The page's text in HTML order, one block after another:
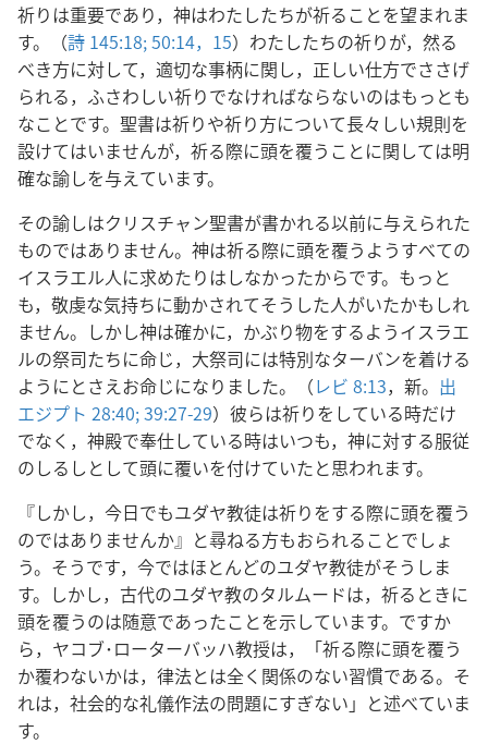
祈りは重要であり，神はわたしたちが祈ることを望まれま
す。（詩 145:18;50:14，15）わたしたちの祈りが，然る
べき方に対して，適切な事柄に関し，正しい仕方でささげ
られる，ふさわしい祈りでなければならないのはもっとも
なことです。聖書は祈りや祈り方について長々しい規則を
設けてはいませんが，祈る際に頭を覆うことに関しては明
確な諭しを与えています。
その諭しはクリスチャン聖書が書かれる以前に与えられた
ものではありません。神は祈る際に頭を覆うようすべての
イスラエル人に求めたりはしなかったからです。もっと
も，敬虔な気持ちに動かされてそうした人がいたかもしれ
ません。しかし神は確かに，かぶり物をするようイスラエ
ルの祭司たちに命じ，大祭司には特別なターバンを着ける
ようにとさえお命じになりました。（レビ 8:13，新。 出
エジプト 28:40;39:27-29）彼らは祈りをしている時だけ
でなく，神殿で奉仕している時はいつも，神に対する服従
のしるしとして頭に覆いを付けていたと思われます。
『しかし，今日でもユダヤ教徒は祈りをする際に頭を覆う
のではありませんか』と尋ねる方もおられることでしょ
う。そうです，今ではほとんどのユダヤ教徒がそうしま
す。しかし，古代のユダヤ教のタルムードは，祈るときに
頭を覆うのは随意であったことを示しています。ですか
ら，ヤコブ･ローターバッハ教授は，「祈る際に頭を覆う
か覆わないかは，律法とは全く関係のない習慣である。そ
れは，社会的な礼儀作法の問題にすぎない」と述べていま
す。